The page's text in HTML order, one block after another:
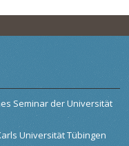
Seminar der Universität
Universität Tübingen